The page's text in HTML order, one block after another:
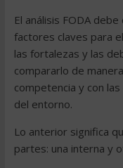
El análisis FODA
factores claves para
las fortalezas y las
compararlo de
competencia y con
del entorno.
Lo anterior significa
partes: una interna y